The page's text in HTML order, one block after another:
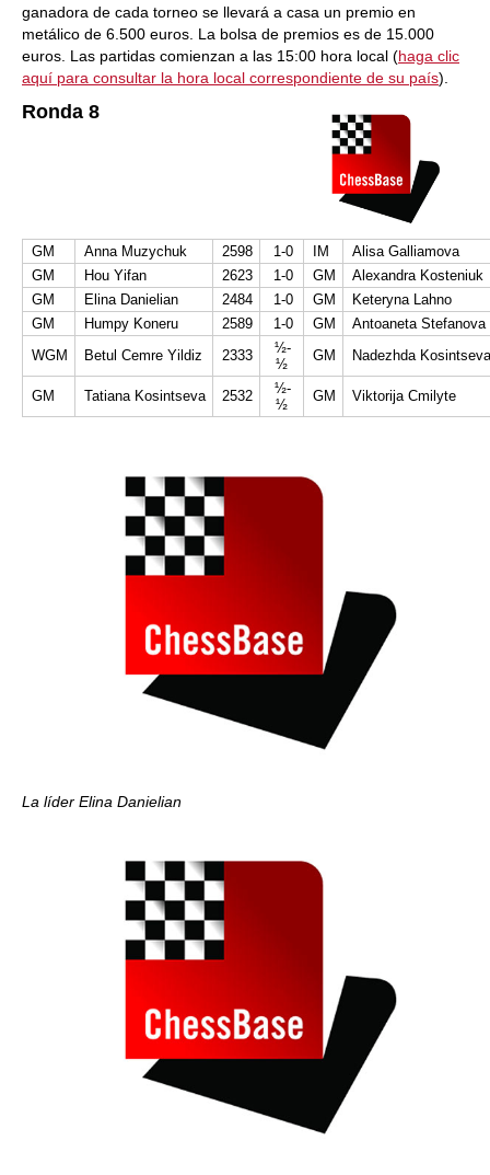
ganadora de cada torneo se llevará a casa un premio en
metálico de 6.500 euros. La bolsa de premios es de 15.000
euros. Las partidas comienzan a las 15:00 hora local (haga clic
aquí para consultar la hora local correspondiente de su país).
Ronda 8
GM Anna Muzychuk 2598 1-0 IM
Alisa Galliamova
GM
Hou Yifan 2623 1-0 GM
Alexandra Kosteniuk
GM
Elina Danielian 2484 1-0 GM
Keteryna Lahno
GM
Humpy Koneru 2589 1-0 GM
Antoaneta Stefanova
WGM
Betul Cemre Yildiz 2333
½-
½
GM Nadezhda
GM Tatiana Kosintseva 2532
½-
½
GM Viktorija Cmilyte
La líder Elina Danielian